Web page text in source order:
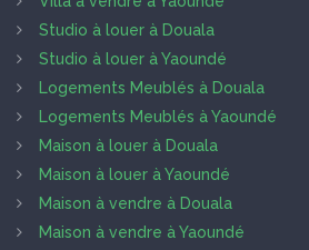
Studio à louer à Douala
Studio à louer à Yaoundé
Logements Meublés à Douala
Logements Meublés à Yaoundé
Maison à louer à Douala
Maison à louer à Yaoundé
Maison à vendre à Douala
Maison à vendre à Yaoundé